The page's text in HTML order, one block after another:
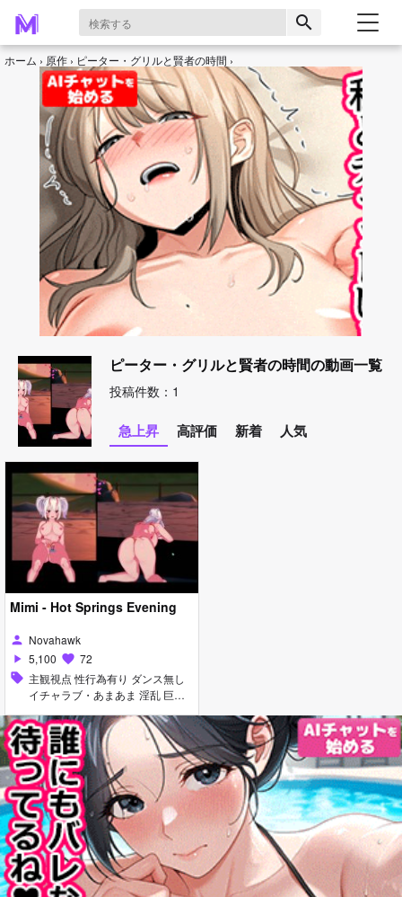
search
ホーム 原作 ピーター・グリルと賢者の時間
ピーター・グリルと賢者の時間の動画一覧
投稿件数：1
急上昇 高評価 新着 人気
Mimi - Hot Springs Evening
person Novahawk
play_arrow 5,100 favorite 72
sell 主観視点 性行為有り ダンス無し
イチャラブ・あまあま 淫乱 巨乳
マイクロ水着 口内射精 ディープ
スロート 手コキ パイズリ フェラ